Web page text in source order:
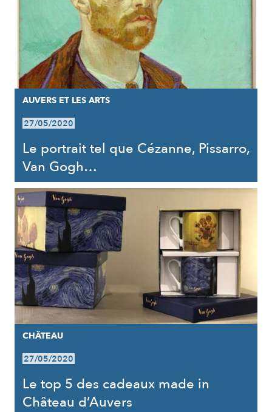
AUVERS ET LES ARTS
27/05/2020
Le portrait tel que Cézanne, Pissarro,
Van Gogh…
CHÂTEAU
27/05/2020
Le top 5 des cadeaux made in
Château d’Auvers